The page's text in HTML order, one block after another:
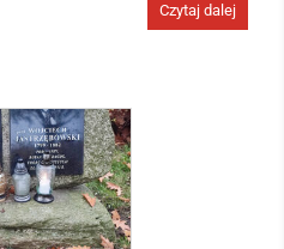
Czytaj dalej